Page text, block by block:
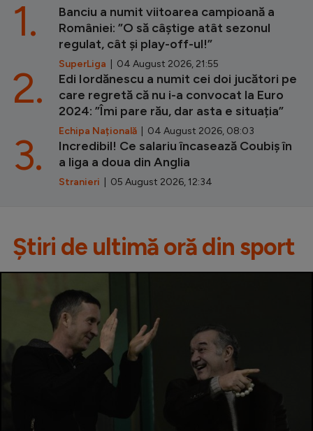
Banciu a numit viitoarea campioană a
României: ”O să câștige atât sezonul
regulat, cât și play-off-ul!”
SuperLiga | 04 August 2026, 21:55
1.
Edi Iordănescu a numit cei doi jucători pe
care regretă că nu i-a convocat la Euro
2024: ”Îmi pare rău, dar asta e situația”
Echipa Națională | 04 August 2026, 08:03
2.
Incredibil! Ce salariu încasează Coubiș în
a liga a doua din Anglia
Stranieri | 05 August 2026, 12:34
3.
Știri de ultimă oră din sport